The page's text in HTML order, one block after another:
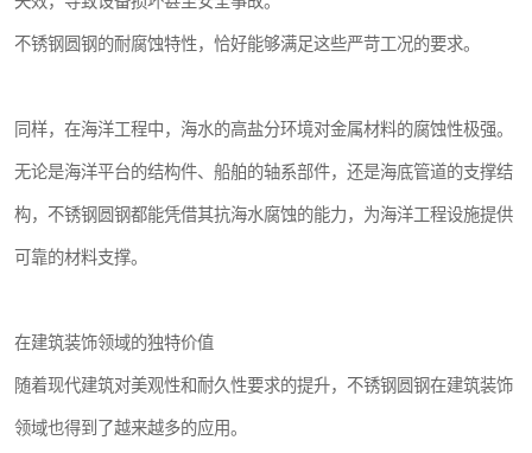
不锈钢圆钢的耐腐蚀特性，恰好能够满足这些严苛工况的要求。
同样，在海洋工程中，海水的高盐分环境对金属材料的腐蚀性极强。
无论是海洋平台的结构件、船舶的轴系部件，还是海底管道的支撑结
构，不锈钢圆钢都能凭借其抗海水腐蚀的能力，为海洋工程设施提供
可靠的材料支撑。
在建筑装饰领域的独特价值
随着现代建筑对美观性和耐久性要求的提升，不锈钢圆钢在建筑装饰
领域也得到了越来越多的应用。